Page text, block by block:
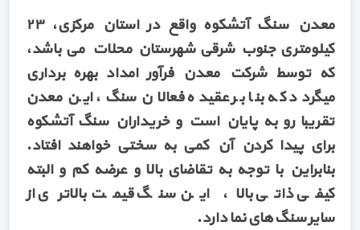
معدن سنگ آتشکوه واقع در استان مرکزی، ۲۳
کیلومتری جنوب شرقی شهرستان محلات می باشد،
که توسط شرکت معدن فرآور امداد بهره برداری
میگردد که بنا بر عقیده فعالان سنگ، این معدن
تقریبا رو به پایان است و خریداران سنگ آتشکوه
برای پیدا کردن آن کمی به سختی خواهند افتاد.
بنابراین با توجه به تقاضای بالا و عرضه کم و البته
کیفی ذاتی بالا، این سنگ قیمت بالاتری از
سایر سنگ های نما دارد.